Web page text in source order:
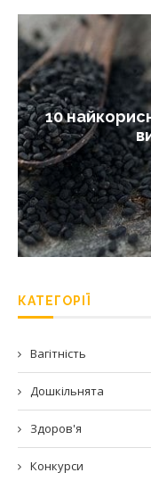
10
КАТЕГОРІЇ
Вагітність
Дошкільнята
Здоров'я
Конкурси